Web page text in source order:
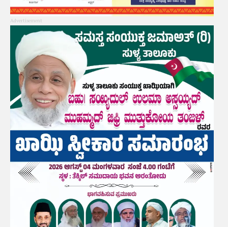
Advertisement